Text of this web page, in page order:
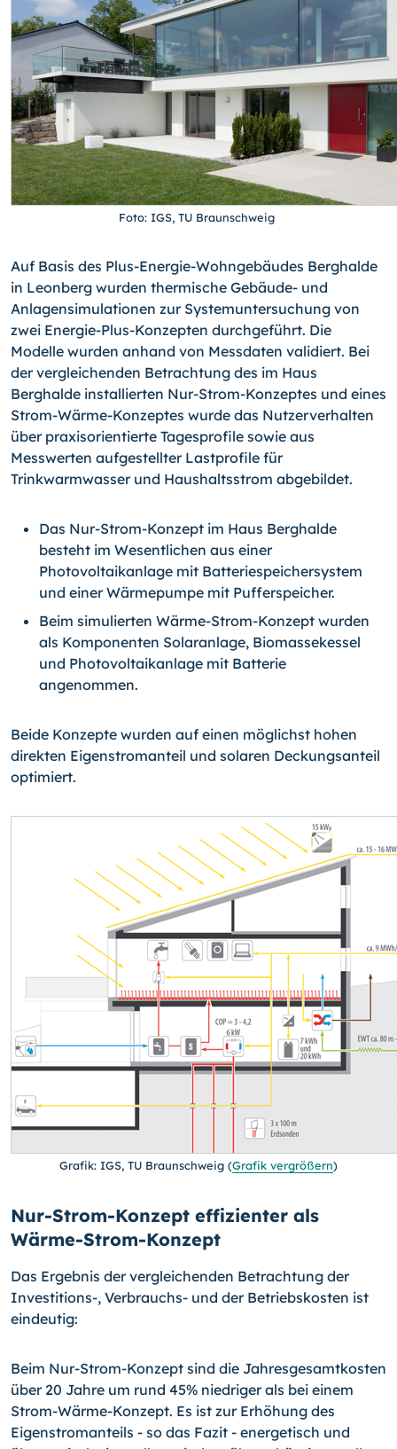
Foto: IGS, TU Braunschweig
Auf Basis des Plus-Energie-Wohngebäudes Berghalde
in Leonberg wurden thermische Gebäude- und
Anlagensimulationen zur Systemuntersuchung von
zwei Energie-Plus-Konzepten durchgeführt. Die
Modelle wurden anhand von Messdaten validiert. Bei
der vergleichenden Betrachtung des im Haus
Berghalde installierten Nur-Strom-Konzeptes und eines
Strom-Wärme-Konzeptes wurde das Nutzerverhalten
über praxisorientierte Tagesprofile sowie aus
Messwerten aufgestellter Lastprofile für
Trinkwarmwasser und Haushaltsstrom abgebildet.
Das Nur-Strom-Konzept im Haus Berghalde
besteht im Wesentlichen aus einer
Photovoltaikanlage mit Batteriespeichersystem
und einer Wärmepumpe mit Pufferspeicher.
Beim simulierten Wärme-Strom-Konzept wurden
als Komponenten Solaranlage, Biomassekessel
und Photovoltaikanlage mit Batterie
angenommen.
Beide Konzepte wurden auf einen möglichst hohen
direkten Eigenstromanteil und solaren Deckungsanteil
optimiert.
Grafik: IGS, TU Braunschweig (Grafik vergrößern)
Nur-Strom-Konzept effizienter als
Wärme-Strom-Konzept
Das Ergebnis der vergleichenden Betrachtung der
Investitions-, Verbrauchs- und der Betriebskosten ist
eindeutig:
Beim Nur-Strom-Konzept sind die Jahresgesamtkosten
über 20 Jahre um rund 45% niedriger als bei einem
Strom-Wärme-Konzept. Es ist zur Erhöhung des
Eigenstrom­anteils - so das Fazit - energetisch und